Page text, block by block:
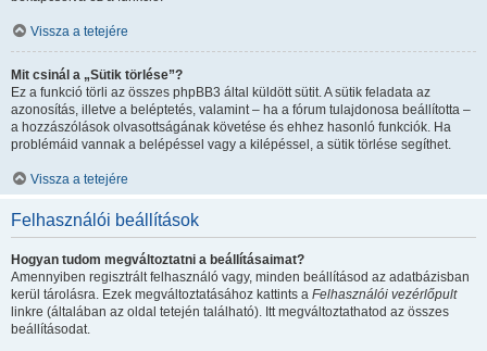
Vissza a tetejére
Mit csinál a „Sütik törlése”?
Ez a funkció törli az összes phpBB3 által küldött sütit. A sütik feladata az
azonosítás, illetve a beléptetés, valamint – ha a fórum tulajdonosa beállította –
a hozzászólások olvasottságának követése és ehhez hasonló funkciók. Ha
problémáid vannak a belépéssel vagy a kilépéssel, a sütik törlése segíthet.
Vissza a tetejére
Felhasználói beállítások
Hogyan tudom megváltoztatni a beállításaimat?
Amennyiben regisztrált felhasználó vagy, minden beállításod az adatbázisban
kerül tárolásra. Ezek megváltoztatásához kattints a Felhasználói vezérlőpult
linkre (általában az oldal tetején található). Itt megváltoztathatod az összes
beállításodat.